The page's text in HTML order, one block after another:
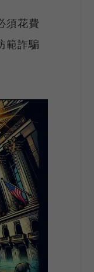
須花費
範詐騙